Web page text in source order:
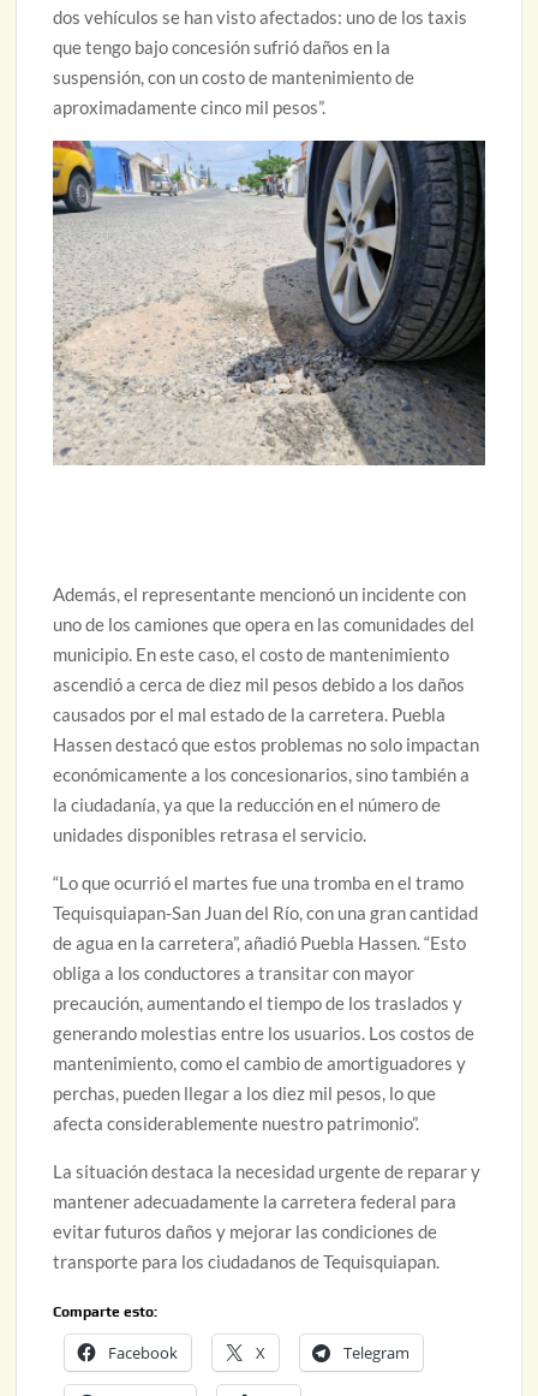
dos vehículos se han visto afectados: uno de los taxis
que tengo bajo concesión sufrió daños en la
suspensión, con un costo de mantenimiento de
aproximadamente cinco mil pesos”.
Además, el representante mencionó un incidente con
uno de los camiones que opera en las comunidades del
municipio. En este caso, el costo de mantenimiento
ascendió a cerca de diez mil pesos debido a los daños
causados por el mal estado de la carretera. Puebla
Hassen destacó que estos problemas no solo impactan
económicamente a los concesionarios, sino también a
la ciudadanía, ya que la reducción en el número de
unidades disponibles retrasa el servicio.
“Lo que ocurrió el martes fue una tromba en el tramo
Tequisquiapan-San Juan del Río, con una gran cantidad
de agua en la carretera”, añadió Puebla Hassen. “Esto
obliga a los conductores a transitar con mayor
precaución, aumentando el tiempo de los traslados y
generando molestias entre los usuarios. Los costos de
mantenimiento, como el cambio de amortiguadores y
perchas, pueden llegar a los diez mil pesos, lo que
afecta considerablemente nuestro patrimonio”.
La situación destaca la necesidad urgente de reparar y
mantener adecuadamente la carretera federal para
evitar futuros daños y mejorar las condiciones de
transporte para los ciudadanos de Tequisquiapan.
Comparte esto:
Facebook X Telegram